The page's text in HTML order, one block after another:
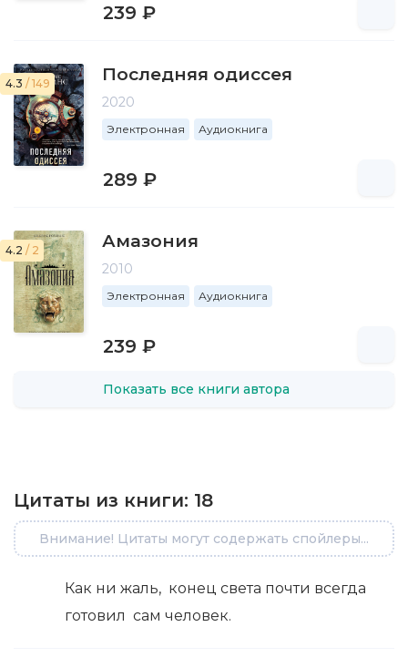
239 ₽
4.3 / 149 Последняя одиссея
2020
Электронная Аудиокнига
289 ₽
4.2 / 2 Амазония
2010
Электронная Аудиокнига
239 ₽
Показать все книги автора
Цитаты из книги: 18
Внимание! Цитаты могут содержать спойлеры...
Как ни жаль, конец света почти всегда
готовил сам человек.